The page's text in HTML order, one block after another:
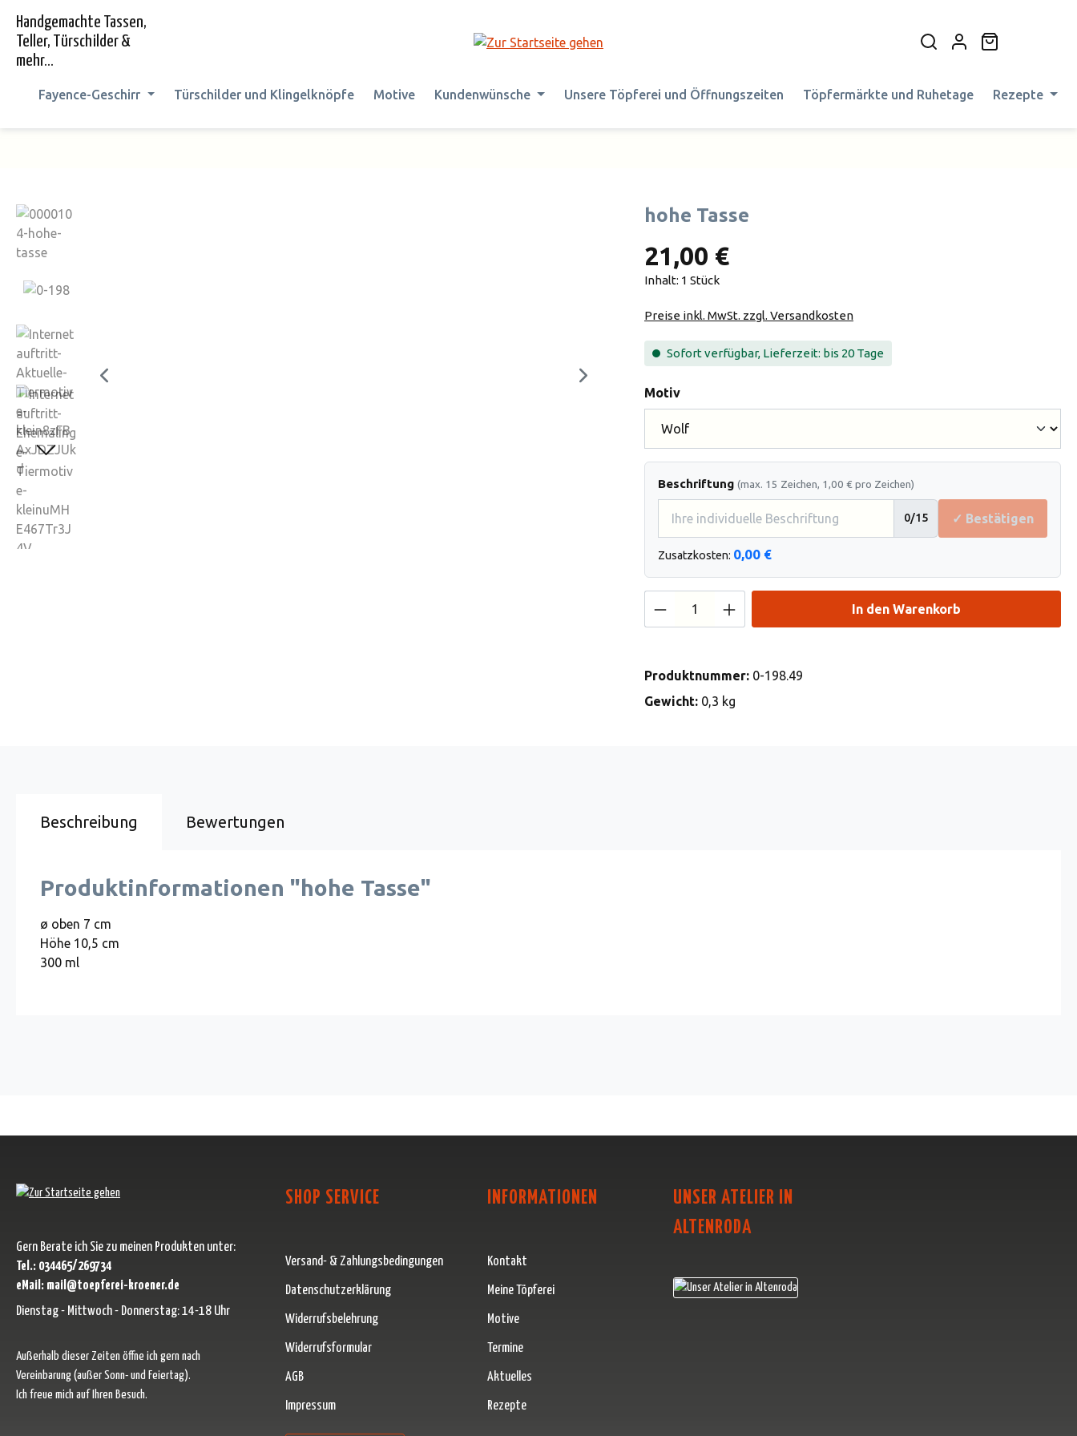
Zur Hauptnavigation springen
Handgemachte Tassen,
Teller, Türschilder &
mehr...
Fayence-Geschirr Türschilder und Klingelknöpfe Motive Kundenwünsche Unsere Töpferei und Öffnungszeiten Töpfermärkte und Ruhetage Rezepte
Bildergalerie überspringen hohe Tasse
21,00 €
Inhalt: 1 Stück
Preise inkl. MwSt. zzgl. Versandkosten
Sofort verfügbar, Lieferzeit: bis 20 Tage
Motivauswählen
Beschriftung (max. 15 Zeichen, 1,00 € pro Zeichen)
0/15 ✓ Bestätigen
Zusatzkosten: 0,00 €
Produkt Anzahl: Gib den gewünschten Wert
In den Warenkorb
Produktnummer: 0-198.49
Gewicht: 0,3 kg
Beschreibung Bewertungen
Produktinformationen "hohe Tasse"
ø oben 7 cm
Höhe 10,5 cm
300 ml
Gern Berate ich Sie zu meinen Produkten unter:
Tel.: 034465/269734
eMail: mail@toepferei-kroener.de
Dienstag - Mittwoch - Donnerstag: 14-18 Uhr
Außerhalb dieser Zeiten öffne ich gern nach
Vereinbarung (außer Sonn- und Feiertag).
Ich freue mich auf Ihren Besuch.
SHOP SERVICE
Versand- & Zahlungsbedingungen
Datenschutzerklärung
Widerrufsbelehrung
Widerrufsformular
AGB
Impressum
INFORMATIONEN
Kontakt
Meine Töpferei
Motive
Termine
Aktuelles
Rezepte
UNSER ATELIER IN
ALTENRODA